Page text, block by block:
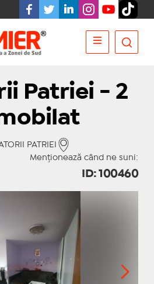
Patriei - 2
PATRIEI
Menționează când ne suni:
ID: 100460